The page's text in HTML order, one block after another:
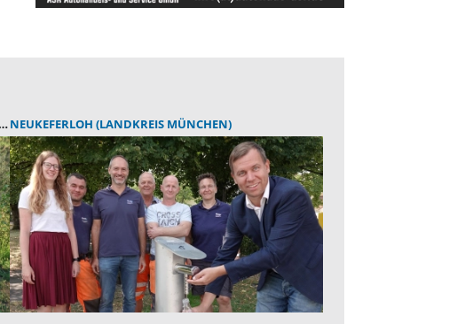
NEUKEFERLOH (LANDKREIS MÜNCHEN)